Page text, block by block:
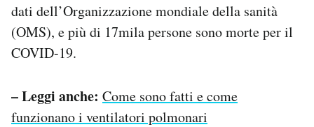
dati dell’Organizzazione mondiale della sanità
(OMS), e più di 17mila persone sono morte per il
COVID-19.
– Leggi anche: Come sono fatti e come
funzionano i ventilatori polmonari